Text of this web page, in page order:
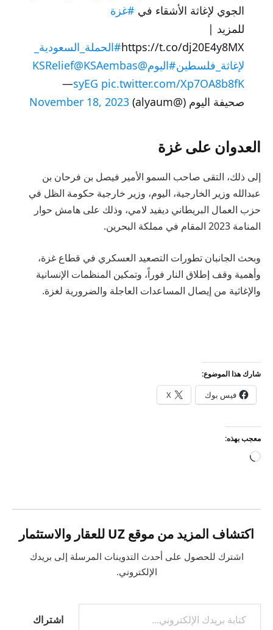
الجوي لإغاثة الأشقاء في #غزة
للمزيد |
https://t.co/dj20E4y8MX#الحملة_السعودية_
لإغاثة_فلسطين#اليوم@KSRelief
@KSAembas
syEG pic.twitter.com/Xp7OA8b8fK
—
صحيفة اليوم (@alyaum)
November 18, 2023
العدوان على غزة
إلى ذلك، التقى صاحب السمو الأمير فيصل بن فرحان بن
عبدالله وزير الخارجية، اليوم، وزير خارجية حكومة الظل في
حزب العمال البريطاني ديفيد لامي، وذلك على هامش حوار
المنامة 2023 المقام في مملكة البحرين.
وبحث الجانبان تطورات التصعيد العسكري في قطاع غزة،
وأهمية وقف إطلاق النار فوراً، وتمكين المنظمات الإنسانية
والإغاثية من إيصال المساعدات العاجلة والضرورية لغزة.
شارك هذا الموضوع:
فيس بوك X
معجب بهذه:
جاري
اكتشاف المزيد من موقع UZ للعقار والاستثمار
اشترك للحصول على أحدث التدوينات المرسلة إلى بريدك
الإلكتروني.
كتابة بريدك الإلكتروني...
اشتراك